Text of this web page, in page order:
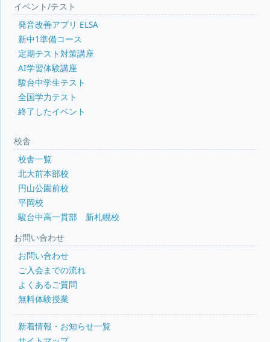
イベント/テスト
発音改善アプリ ELSA
新中1準備コース
定期テスト対策講座
AI学習体験講座
駿台中学生テスト
全国学力テスト
終了したイベント
校舎
校舎一覧
北大前本部校
円山公園前校
平岡校
駿台中高一貫部 新札幌校
お問い合わせ
お問い合わせ
ご入会までの流れ
よくあるご質問
無料体験授業
新着情報・お知らせ一覧